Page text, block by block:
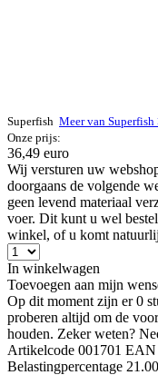
Superfish Meer van Superfish
Onze prijs:
36,49 euro
Wij versturen uw
doorgaans de volgende
geen levend materiaal
voer. Dit kunt u wel
winkel, of u komt
In winkelwagen
Toevoegen aan mijn
Op dit moment zijn er 0
proberen altijd om de
houden. Zeker weten?
Artikelcode 001701 EAN
Belastingpercentage